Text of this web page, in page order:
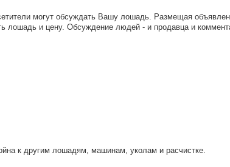
могут обсуждать Вашу лошадь. Размещая
лошадь и цену. Обсуждение людей - и продавца и
к другим лошадям, машинам, уколам и расчистке.